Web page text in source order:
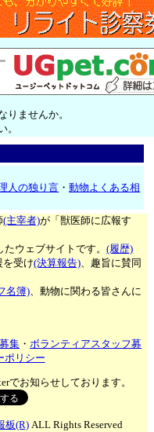
りませんか。
。
人の独り言 ・動物よくある相
(主宰者)が「獣医師に広報す
たウェブサイトです。(履歴)
を受け(決算報告)、趣旨に賛同
名簿)、動物に関わる皆さんに
集 ・ボランティアスタッフ募
ポリシー
でお知らせしております。
板(R)ALL Rights Reserved